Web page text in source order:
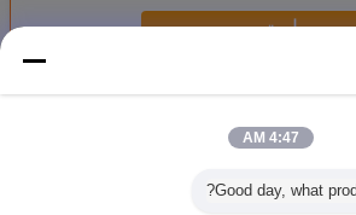
استمر
البخار
4:47 AM
Good day, what